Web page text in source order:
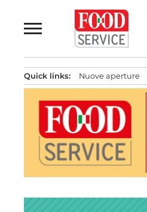
al
contenuto
Quick links: Nuove aperture